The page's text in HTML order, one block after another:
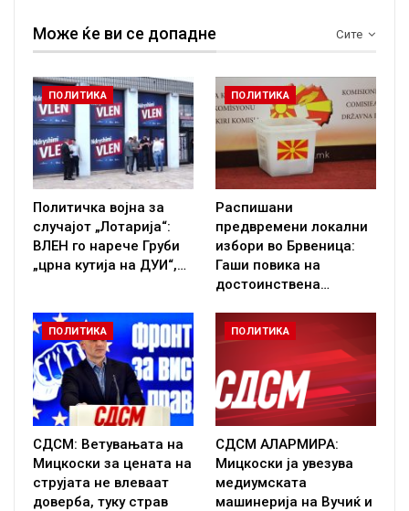
Сите
Може ќе ви се допадне
ПОЛИТИКА
Политичка војна за
случајот „Лотарија“:
ВЛЕН го нарече Груби
„црна кутија на ДУИ“,…
ПОЛИТИКА
Распишани
предвремени локални
избори во Брвеница:
Гаши повика на
достоинствена…
ПОЛИТИКА
СДСМ: Ветувањата на
Мицкоски за цената на
струјата не влеваат
доверба, туку страв
ПОЛИТИКА
СДСМ АЛАРМИРА:
Мицкоски ја увезува
медиумската
машинерија на Вучиќ и